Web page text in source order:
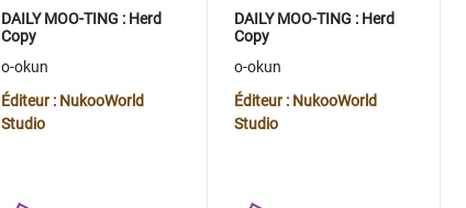
DAILY MOO-TING : Herd
Copy
o-okun
Éditeur : NukooWorld
Studio
DAILY MOO-TING : Herd
Copy
o-okun
Éditeur : NukooWorld
Studio